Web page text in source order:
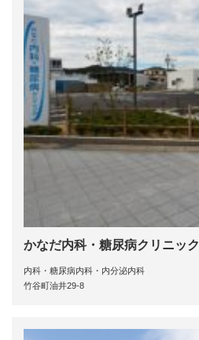
かなだ内科・糖尿病クリニック
内科・糖尿病内科・内分泌内科
竹谷町油井29-8